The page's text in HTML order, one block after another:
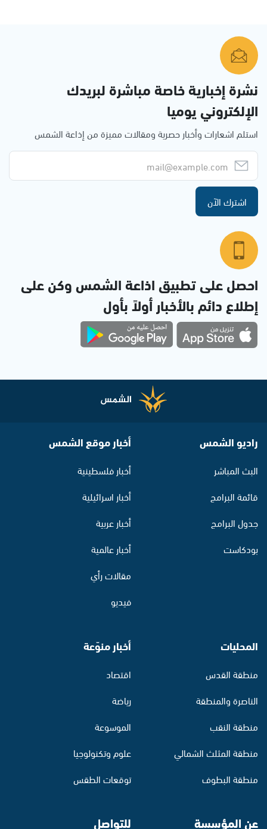
نشرة إخبارية خاصة مباشرة لبريدك
الإلكتروني يوميا
استلم اشعارات وأخبار حصرية ومقالات مميزة من إذاعة الشمس
اشترك الآن
احصل على تطبيق اذاعة الشمس وكن على
إطلاع دائم بالأخبار أولاً بأول
راديو الشمس
البث المباشر
قائمة البرامج
جدول البرامج
بودكاست
أخبار موقع الشمس
أخبار فلسطينية
أخبار اسرائيلية
أخبار عربية
أخبار عالمية
مقالات رأي
فيديو
المحليات
منطقة القدس
الناصرة والمنطقة
منطقة النقب
منطقة المثلث الشمالي
منطقة البطوف
أخبار منوّعة
اقتصاد
رياضة
الموسوعة
علوم وتكنولوجيا
توقعات الطقس
عن المؤسسة للتواصل